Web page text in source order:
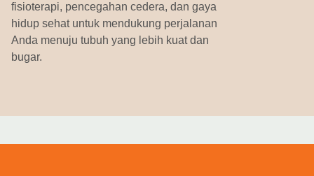
fisioterapi, pencegahan cedera, dan gaya
hidup sehat untuk mendukung perjalanan
Anda menuju tubuh yang lebih kuat dan
bugar.